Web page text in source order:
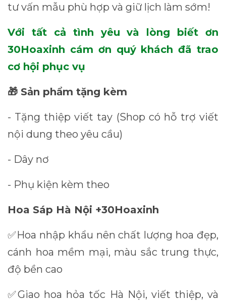
tư vấn mẫu phù hợp và giữ lịch làm sớm!
Với tất cả tình yêu và lòng biết ơn
30Hoaxinh cám ơn quý khách đã trao
cơ hội phục vụ
🎁 Sản phẩm tặng kèm
- Tặng thiệp viết tay (Shop có hỗ trợ viết
nội dung theo yêu cầu)
- Dây nơ
- Phụ kiện kèm theo
Hoa Sáp Hà Nội +30Hoaxinh
✅Hoa nhập khẩu nên chất lượng hoa đẹp,
cánh hoa mềm mại, màu sắc trung thực,
độ bền cao
✅Giao hoa hỏa tốc Hà Nội, viết thiệp, và